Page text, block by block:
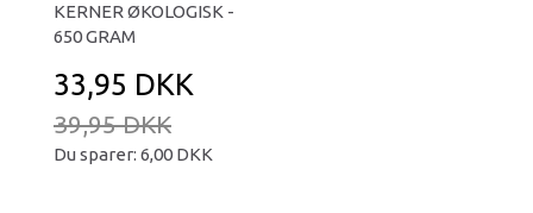
KERNER ØKOLOGISK -
650 GRAM
33,95 DKK
39,95 DKK
Du sparer: 6,00 DKK